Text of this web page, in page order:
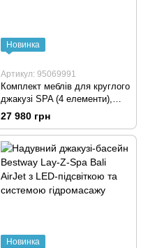
Новинка
Артикул: 95069991
Комплект меблів для круглого
джакузі SPA (4 елементи),
сірий
27 980 грн
Новинка